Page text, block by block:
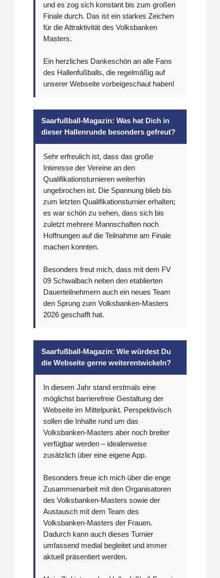
und es zog sich konstant bis zum großen
Finale durch. Das ist ein starkes Zeichen
für die Attraktivität des Volksbanken
Masters.
Ein herzliches Dankeschön an alle Fans
des Hallenfußballs, die regelmäßig auf
unserer Webseite vorbeigeschaut haben!
Saarfußball-Magazin: Was hat Dich in
dieser Hallenrunde besonders gefreut?
Sehr erfreulich ist, dass das große
Interesse der Vereine an den
Qualifikationsturnieren weiterhin
ungebrochen ist. Die Spannung blieb bis
zum letzten Qualifikationsturnier erhalten;
es war schön zu sehen, dass sich bis
zuletzt mehrere Mannschaften noch
Hoffnungen auf die Teilnahme am Finale
machen konnten.
Besonders freut mich, dass mit dem FV
09 Schwalbach neben den etablierten
Dauerteilnehmern auch ein neues Team
den Sprung zum Volksbanken-Masters
2026 geschafft hat.
Saarfußball-Magazin: Wie würdest Du
die Webseite gerne weiterentwickeln?
In diesem Jahr stand erstmals eine
möglichst barrierefreie Gestaltung der
Webseite im Mittelpunkt. Perspektivisch
sollen die Inhalte rund um das
Volksbanken-Masters aber noch breiter
verfügbar werden – idealerweise
zusätzlich über eine eigene App.
Besonders freue ich mich über die enge
Zusammenarbeit mit den Organisatoren
des Volksbanken-Masters sowie der
Austausch mit dem Team des
Volksbanken-Masters der Frauen.
Dadurch kann auch dieses Turnier
umfassend medial begleitet und immer
aktuell präsentiert werden.